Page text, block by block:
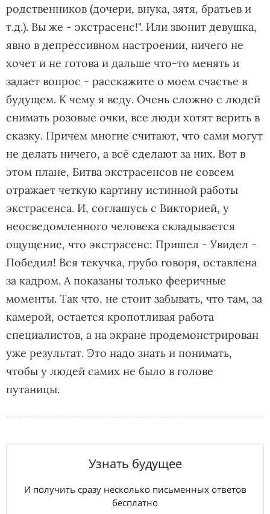
родственников (дочери, внука, зятя, братьев и
т.д.). Вы же - экстрасенс!". Или звонит девушка,
явно в депрессивном настроении, ничего не
хочет и не готова и дальше что-то менять и
задает вопрос - расскажите о моем счастье в
будущем. К чему я веду. Очень сложно с людей
снимать розовые очки, все люди хотят верить в
сказку. Причем многие считают, что сами могут
не делать ничего, а всё сделают за них. Вот в
этом плане, Битва экстрасенсов не совсем
отражает четкую картину истинной работы
экстрасенса. И, соглашусь с Викторией, у
неосведомленного человека складывается
ощущение, что экстрасенс: Пришел - Увидел -
Победил! Вся текучка, грубо говоря, оставлена
за кадром. А показаны только фееричные
моменты. Так что, не стоит забывать, что там, за
камерой, остается кропотливая работа
специалистов, а на экране продемонстрирован
уже результат. Это надо знать и понимать,
чтобы у людей самих не было в голове
путаницы.
Узнать будущее
И получить сразу несколько письменных ответов
бесплатно